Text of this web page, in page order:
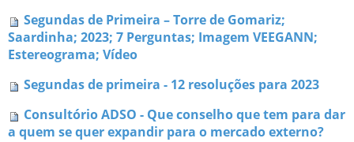
Segundas de Primeira – Torre de Gomariz;
Saardinha; 2023; 7 Perguntas; Imagem VEEGANN;
Estereograma; Vídeo
Segundas de primeira - 12 resoluções para 2023
Consultório ADSO - Que conselho que tem para dar
a quem se quer expandir para o mercado externo?